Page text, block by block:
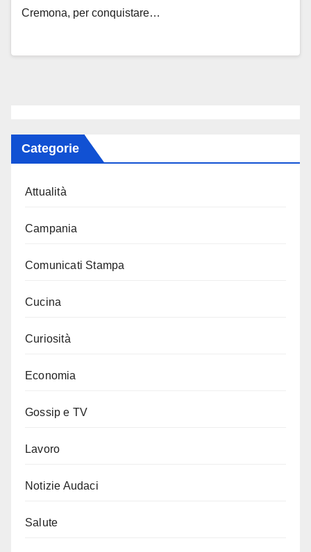
Cremona, per conquistare…
Categorie
Attualità
Campania
Comunicati Stampa
Cucina
Curiosità
Economia
Gossip e TV
Lavoro
Notizie Audaci
Salute